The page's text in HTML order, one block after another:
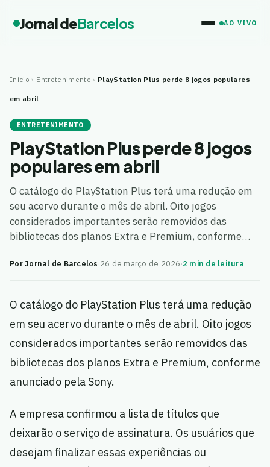
Jornal deBarcelos AO VIVO
Início › Entretenimento › PlayStation Plus perde 8 jogos populares
em abril
ENTRETENIMENTO
PlayStation Plus perde 8 jogos
populares em abril
O catálogo do PlayStation Plus terá uma redução em
seu acervo durante o mês de abril. Oito jogos
considerados importantes serão removidos das
bibliotecas dos planos Extra e Premium, conforme…
Por Jornal de Barcelos·26 de março de 2026·2 min de leitura
O catálogo do PlayStation Plus terá uma redução
em seu acervo durante o mês de abril. Oito jogos
considerados importantes serão removidos das
bibliotecas dos planos Extra e Premium, conforme
anunciado pela Sony.
A empresa confirmou a lista de títulos que
deixarão o serviço de assinatura. Os usuários que
desejam finalizar essas experiências ou